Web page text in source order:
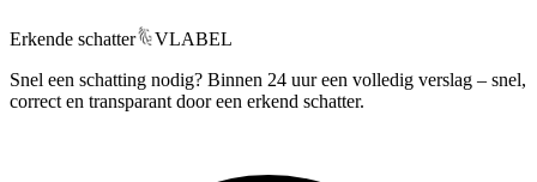
Erkende schatter
VLABEL
Snel een schatting nodig? Binnen 24 uur een volledig verslag – snel,
correct en transparant door een erkend schatter.